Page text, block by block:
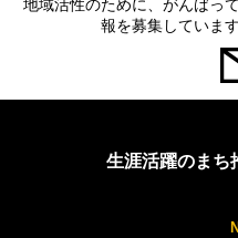
地域活性のために、がんばっ
報を募集していま
生涯活躍のまち